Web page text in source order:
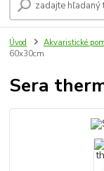
Úvod Akvaristické
60x30cm
Sera